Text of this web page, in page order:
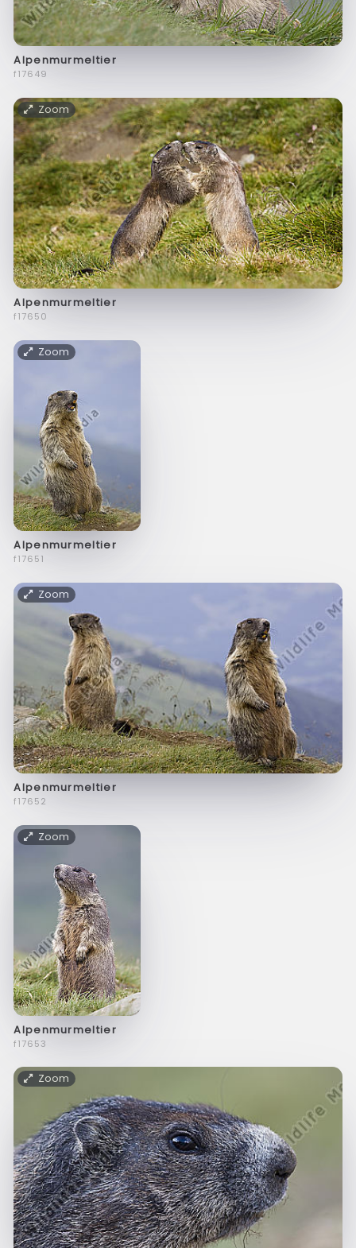
Alpenmurmeltier
f17649
Zoom
Alpenmurmeltier
f17650
Zoom
Alpenmurmeltier
f17651
Zoom
Alpenmurmeltier
f17652
Zoom
Alpenmurmeltier
f17653
Zoom